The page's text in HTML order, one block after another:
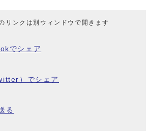
リンクは別ウィンドウで開きます
でシェア
）でシェア
る